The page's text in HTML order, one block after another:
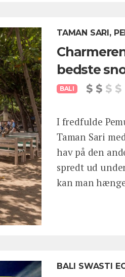
TAMAN SARI,
bedste
BALI
I fredfulde
Taman Sari
hav på den
spredt ud
kan man
BALI SWASTI